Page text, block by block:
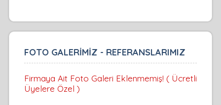
FOTO GALERİMİZ - REFERANSLARIMIZ
Firmaya Ait Foto Galeri Eklenmemiş! ( Ücretli
Üyelere Özel )